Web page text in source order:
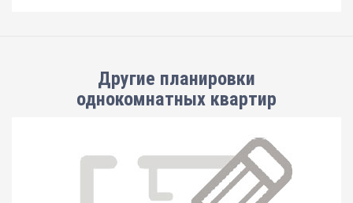
Другие планировки
однокомнатных квартир